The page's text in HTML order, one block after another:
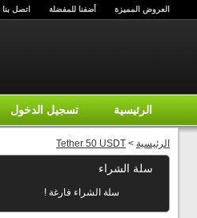
العروض المميزة أضفنا للمفضلة اتصل بنا
الرئيسية تسجيل الدخول
الرئيسية >
Tether 50 USDT
سلة الشراء
سلة الشراء فارغة !